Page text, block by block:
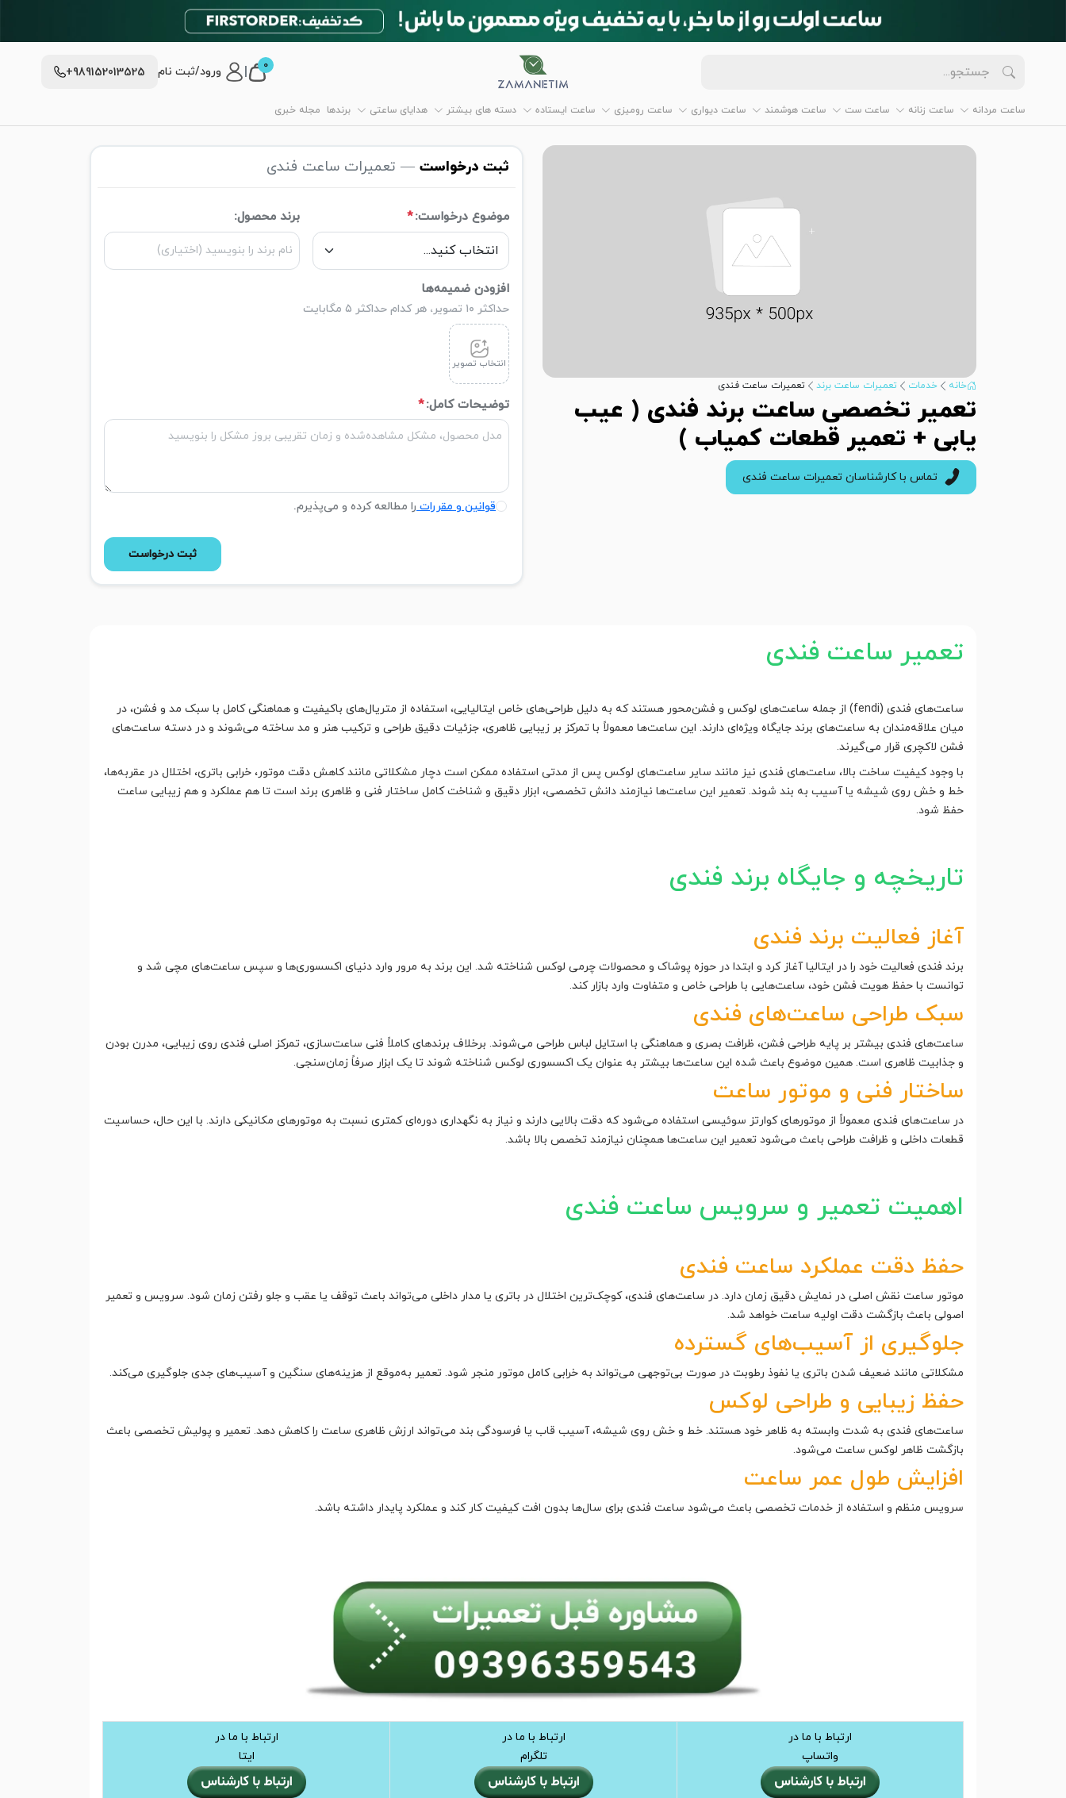
0 ورود/ثبت نام +989152013525
ساعت مردانه ساعت زنانه ساعت ست ساعت هوشمند ساعت دیواری ساعت رومیزی ساعت ایستاده دسته های بیشتر هدایای ساعتی برندها مجله خبری
خانه خدمات تعمیرات ساعت برند تعمیرات ساعت فندی
تعمیر تخصصی ساعت برند فندی ( عیب
یابی + تعمیر قطعات کمیاب )
تماس با کارشناسان تعمیرات ساعت فندی
ثبت درخواست — تعمیرات ساعت فندی
موضوع درخواست:* برند محصول:
افزودن ضمیمه‌ها
حداکثر ۱۰ تصویر، هر کدام حداکثر ۵ مگابایت
انتخاب تصویر
توضیحات کامل:*
قوانین و مقررات را مطالعه کرده و می‌پذیرم.
ثبت درخواست
تعمیر ساعت فندی
ساعت‌های فندی (fendi) از جمله ساعت‌های لوکس و فشن‌محور هستند که به دلیل طراحی‌های خاص ایتالیایی، استفاده از متریال‌های باکیفیت و هماهنگی کامل با سبک مد و فشن، در
میان علاقه‌مندان به ساعت‌های برند جایگاه ویژه‌ای دارند. این ساعت‌ها معمولاً با تمرکز بر زیبایی ظاهری، جزئیات دقیق طراحی و ترکیب هنر و مد ساخته می‌شوند و در دسته ساعت‌های
فشن لاکچری قرار می‌گیرند.
با وجود کیفیت ساخت بالا، ساعت‌های فندی نیز مانند سایر ساعت‌های لوکس پس از مدتی استفاده ممکن است دچار مشکلاتی مانند کاهش دقت موتور، خرابی باتری، اختلال در عقربه‌ها،
خط و خش روی شیشه یا آسیب به بند شوند. تعمیر این ساعت‌ها نیازمند دانش تخصصی، ابزار دقیق و شناخت کامل ساختار فنی و ظاهری برند است تا هم عملکرد و هم زیبایی ساعت
حفظ شود.
تاریخچه و جایگاه برند فندی
آغاز فعالیت برند فندی
برند فندی فعالیت خود را در ایتالیا آغاز کرد و ابتدا در حوزه پوشاک و محصولات چرمی لوکس شناخته شد. این برند به مرور وارد دنیای اکسسوری‌ها و سپس ساعت‌های مچی شد و
توانست با حفظ هویت فشن خود، ساعت‌هایی با طراحی خاص و متفاوت وارد بازار کند.
سبک طراحی ساعت‌های فندی
ساعت‌های فندی بیشتر بر پایه طراحی فشن، ظرافت بصری و هماهنگی با استایل لباس طراحی می‌شوند. برخلاف برندهای کاملاً فنی ساعت‌سازی، تمرکز اصلی فندی روی زیبایی، مدرن بودن
و جذابیت ظاهری است. همین موضوع باعث شده این ساعت‌ها بیشتر به عنوان یک اکسسوری لوکس شناخته شوند تا یک ابزار صرفاً زمان‌سنجی.
ساختار فنی و موتور ساعت
در ساعت‌های فندی معمولاً از موتورهای کوارتز سوئیسی استفاده می‌شود که دقت بالایی دارند و نیاز به نگهداری دوره‌ای کمتری نسبت به موتورهای مکانیکی دارند. با این حال، حساسیت
قطعات داخلی و ظرافت طراحی باعث می‌شود تعمیر این ساعت‌ها همچنان نیازمند تخصص بالا باشد.
اهمیت تعمیر و سرویس ساعت فندی
حفظ دقت عملکرد ساعت فندی
موتور ساعت نقش اصلی در نمایش دقیق زمان دارد. در ساعت‌های فندی، کوچک‌ترین اختلال در باتری یا مدار داخلی می‌تواند باعث توقف یا عقب و جلو رفتن زمان شود. سرویس و تعمیر
اصولی باعث بازگشت دقت اولیه ساعت خواهد شد.
جلوگیری از آسیب‌های گسترده
مشکلاتی مانند ضعیف شدن باتری یا نفوذ رطوبت در صورت بی‌توجهی می‌تواند به خرابی کامل موتور منجر شود. تعمیر به‌موقع از هزینه‌های سنگین و آسیب‌های جدی جلوگیری می‌کند.
حفظ زیبایی و طراحی لوکس
ساعت‌های فندی به شدت وابسته به ظاهر خود هستند. خط و خش روی شیشه، آسیب قاب یا فرسودگی بند می‌تواند ارزش ظاهری ساعت را کاهش دهد. تعمیر و پولیش تخصصی باعث
بازگشت ظاهر لوکس ساعت می‌شود.
افزایش طول عمر ساعت
سرویس منظم و استفاده از خدمات تخصصی باعث می‌شود ساعت فندی برای سال‌ها بدون افت کیفیت کار کند و عملکرد پایدار داشته باشد.
ارتباط با ما در
واتساپ
ارتباط با ما در
تلگرام
ارتباط با ما در
ایتا